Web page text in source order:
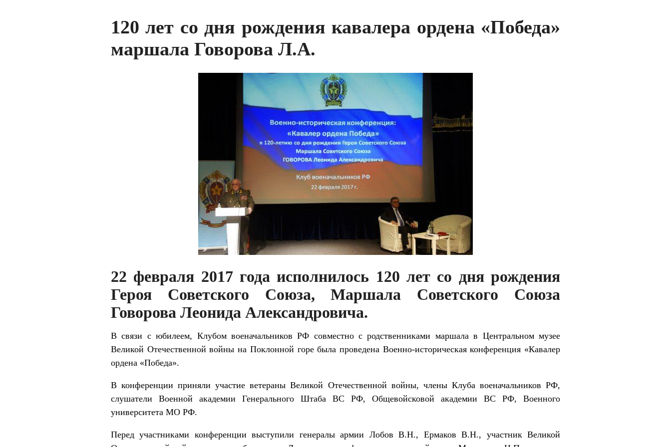
120 лет со дня рождения кавалера ордена «Победа»
маршала Говорова Л.А.
22 февраля 2017 года исполнилось 120 лет со дня рождения
Героя Советского Союза, Маршала Советского Союза
Говорова Леонида Александровича.
В связи с юбилеем, Клубом военачальников РФ совместно с родственниками маршала в Центральном музее
Великой Отечественной войны на Поклонной горе была проведена Военно-историческая конференция «Кавалер
ордена «Победа».
В конференции приняли участие ветераны Великой Отечественной войны, члены Клуба военачальников РФ,
слушатели Военной академии Генерального Штаба ВС РФ, Общевойсковой академии ВС РФ, Военного
университета МО РФ.
Перед участниками конференции выступили генералы армии Лобов В.Н., Ермаков В.Н., участник Великой